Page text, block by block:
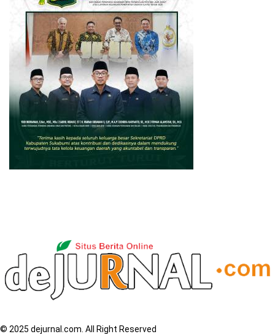
© 2025 dejurnal.com. All Right Reserved